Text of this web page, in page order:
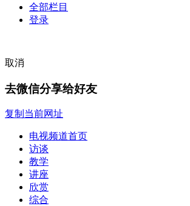
全部栏目
登录
取消
去微信分享给好友
复制当前网址
电视频道首页
访谈
教学
讲座
欣赏
综合